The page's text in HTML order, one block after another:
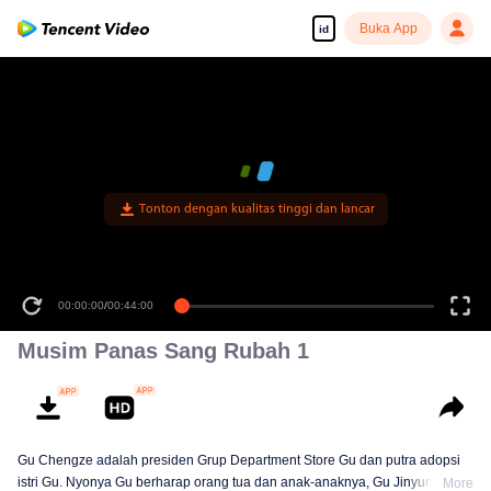
id Buka App
Tonton dengan kualitas tinggi dan lancar
00:00:00/00:44:00
Musim Panas Sang Rubah 1
Gu Chengze adalah presiden Grup Department Store Gu dan putra adopsi
istri Gu. Nyonya Gu berharap orang tua dan anak-anaknya, Gu Jinyun, akan
More